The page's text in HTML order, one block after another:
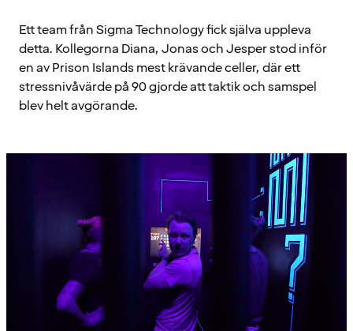
Ett team från Sigma Technology fick själva uppleva
detta. Kollegorna Diana, Jonas och Jesper stod inför
en av Prison Islands mest krävande celler, där ett
stressnivåvärde på 90 gjorde att taktik och samspel
blev helt avgörande.